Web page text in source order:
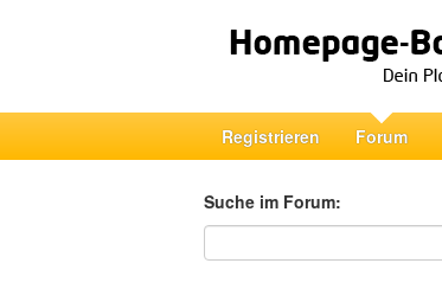
Registrieren Forum
Suche im Forum:
Suche im Forum